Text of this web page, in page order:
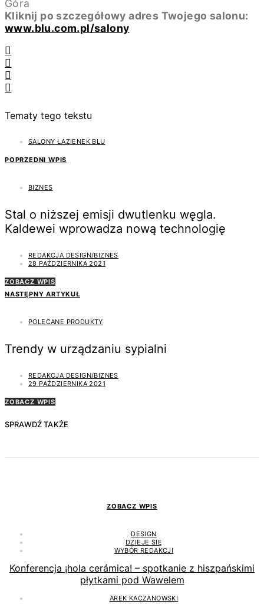
Góra
Kliknij po szczegółowy adres Twojego salonu:
www.blu.com.pl/salony
Tematy tego tekstu
SALONY ŁAZIENEK BLU
POPRZEDNI WPIS
BIZNES
Stal o niższej emisji dwutlenku węgla.
Kaldewei wprowadza nową technologię
REDAKCJA DESIGN/BIZNES
28 PAŹDZIERNIKA 2021
ZOBACZ WPIS
NASTĘPNY ARTYKUŁ
POLECANE PRODUKTY
Trendy w urządzaniu sypialni
REDAKCJA DESIGN/BIZNES
29 PAŹDZIERNIKA 2021
ZOBACZ WPIS
SPRAWDŹ TAKŻE
ZOBACZ WPIS
DESIGN
DZIEJE SIĘ
WYBÓR REDAKCJI
Konferencja ¡hola cerámica! – spotkanie z hiszpańskimi
płytkami pod Wawelem
AREK KACZANOWSKI